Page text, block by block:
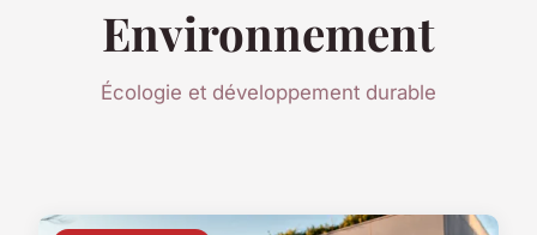
Environnement
Écologie et développement durable